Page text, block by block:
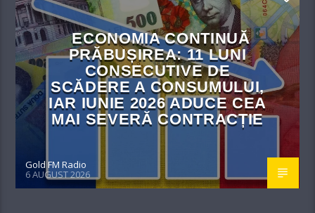
ECONOMIA CONTINUĂ
PRĂBUȘIREA: 11 LUNI
CONSECUTIVE DE
SCĂDERE A CONSUMULUI,
IAR IUNIE 2026 ADUCE CEA
MAI SEVERĂ CONTRACȚIE
Gold FM Radio
6 AUGUST 2026